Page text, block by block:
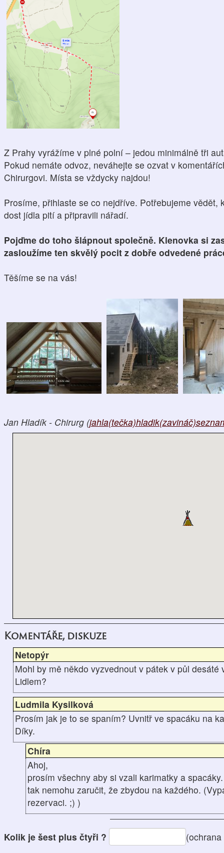
Z Prahy vyrážíme v plné polní – jedou minimálně tři
Pokud nemáte odvoz, neváhejte se ozvat v
Chirurgovi. Místa se vždycky najdou!
Prosíme, přihlaste se co nejdříve. Potřebujeme vědět,
dost jídla pití a připravili nářadí.
Pojďme do toho šlápnout společně. Klenovka si
zasloužíme ten skvělý pocit z dobře odvedené
Těšíme se na vás!
Jan Hladík - Chirurg (
Komentáře, diskuze
Netopýr
Mohl by mě někdo vyzvednout v pátek v půl
Lidlem?
Ludmila Kysilková
Prosím jak je to se spaním? Uvnitř ve spacáku na
Díky.
Chíra
Ahoj,
prosím všechny aby si vzali karimatky a
tak nemohu zaručit, že zbydou na každého.
rezervaci. ;) )
Kolik je šest plus čtyři ?